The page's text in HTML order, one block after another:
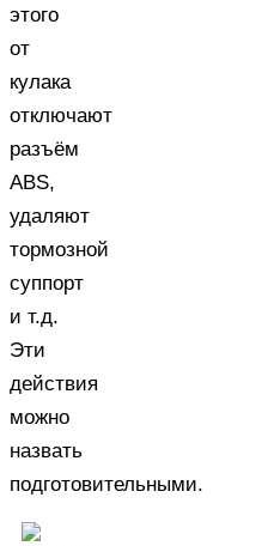
этого
от
кулака
отключают
разъём
ABS,
удаляют
тормозной
суппорт
и т.д.
Эти
действия
можно
назвать
подготовительными.